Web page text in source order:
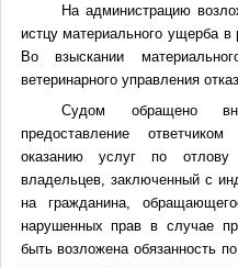
На администрацию
истцу материального ущерба в
Во взыскании
ветеринарного управления
Судом обращено
предоставление
оказанию услуг по отлову
владельцев, заключенный с
на гражданина,
нарушенных прав в случае
быть возложена обязанность